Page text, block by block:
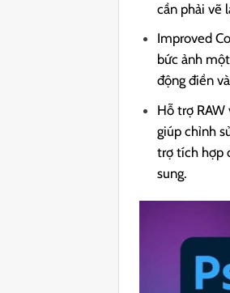
cần phải vẽ
Improved
bức ảnh
động điền
Hỗ trợ RAW
giúp chỉnh
trợ tích hợp
sung.